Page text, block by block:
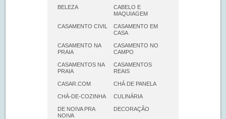
BELEZA
CABELO E
MAQUIAGEM
CASAMENTO CIVIL
CASAMENTO EM
CASA
CASAMENTO NA
PRAIA
CASAMENTO NO
CAMPO
CASAMENTOS NA
PRAIA
CASAMENTOS
REAIS
CASAR.COM CHÁ DE PANELA
CHÁ-DE-COZINHA CULINÁRIA
DE NOIVA PRA
NOIVA
DECORAÇÃO